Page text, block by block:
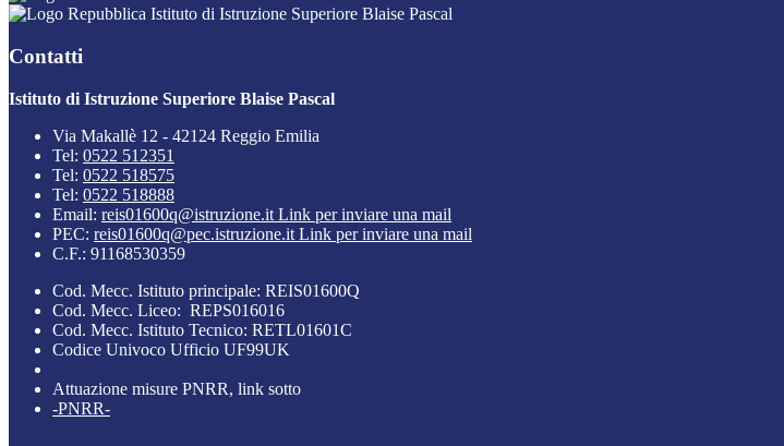
Istituto di Istruzione Superiore Blaise Pascal
Contatti
Istituto di Istruzione Superiore Blaise Pascal
Via Makallè 12 - 42124 Reggio Emilia
Tel: 0522 512351
Tel: 0522 518575
Tel: 0522 518888
Email: reis01600q@istruzione.it Link per inviare una mail
PEC: reis01600q@pec.istruzione.it Link per inviare una mail
C.F.: 91168530359
Cod. Mecc. Istituto principale: REIS01600Q
Cod. Mecc. Liceo: REPS016016
Cod. Mecc. Istituto Tecnico: RETL01601C
Codice Univoco Ufficio UF99UK
Attuazione misure PNRR, link sotto
-PNRR-